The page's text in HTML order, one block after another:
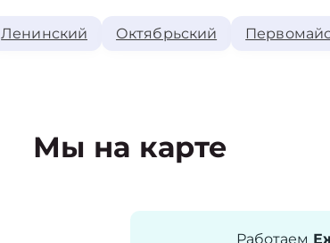
Ленинский Октябрьский
Мы на карте
Работаем